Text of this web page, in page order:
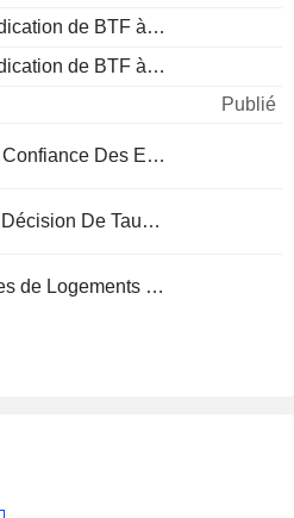
Adjudication de BTF à 6 mois
Adjudication de BTF à 3 mois
Publié
NAB Confiance Des Entreprises
RBA Décision De Taux D'Intérêt
Ventes de Logements Existants